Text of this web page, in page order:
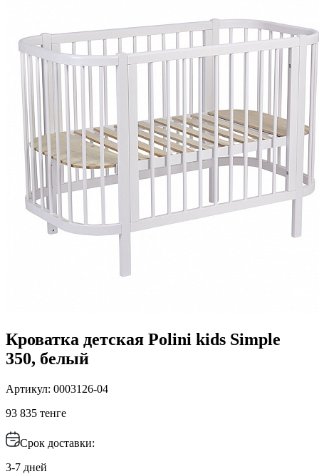
Кроватка детская Polini kids Simple
350, белый
Артикул: 0003126-04
93 835 тенге
Срок доставки:
3-7 дней